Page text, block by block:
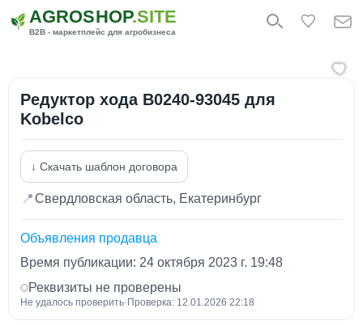
AGROSHOP.SITE
B2B - маркетплейс для агробизнеса
Редуктор хода B0240-93045 для
Kobelco
↓ Скачать шаблон договора
📍Свердловская область, Екатеринбург
Объявления продавца
Время публикации: 24 октября 2023 г. 19:48
Реквизиты не проверены
Не удалось проверить· Проверка: 12.01.2026 22:18